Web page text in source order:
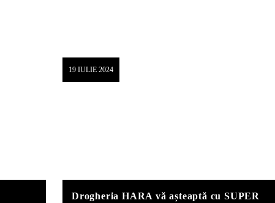
19 IULIE 2024
Drogheria HARA vă așteaptă cu SUPER